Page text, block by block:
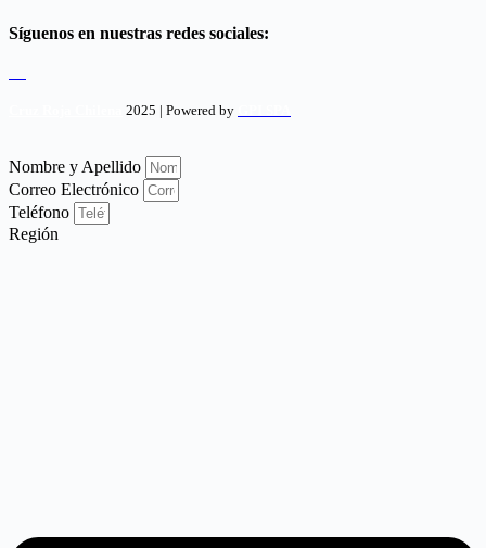
Síguenos en nuestras redes sociales:
2025 | Powered by
Nombre y Apellido
Correo Electrónico
Teléfono
Región